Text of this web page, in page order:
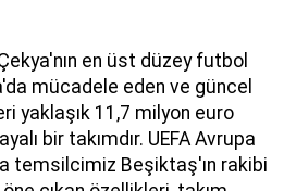
en üst düzey futbol
mücadele eden ve güncel
yaklaşık 11,7 milyon euro
bir takımdır. UEFA Avrupa
temsilcimiz Beşiktaş'ın rakibi